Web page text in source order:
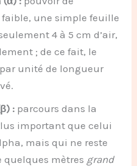
une simple feuille
4 à 5 cm d’air,
; de ce fait, le
unité de longueur
: parcours dans la
important que celui
mais qui ne reste
quelques mètres grand